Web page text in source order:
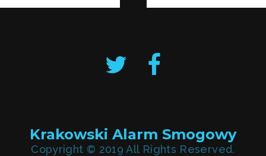
Krakowski Alarm Smogowy
Copyright © 2019 All Rights Reserved.